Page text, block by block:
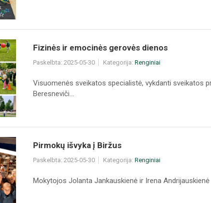
Fizinės ir emocinės gerovės dienos
Paskelbta: 2025-05-30 Kategorija: Renginiai
Visuomenės sveikatos specialistė, vykdanti sveikatos
Beresneviči...
Pirmokų išvyka į Biržus
Paskelbta: 2025-05-30 Kategorija: Renginiai
Mokytojos Jolanta Jankauskienė ir Irena Andrijauskienė